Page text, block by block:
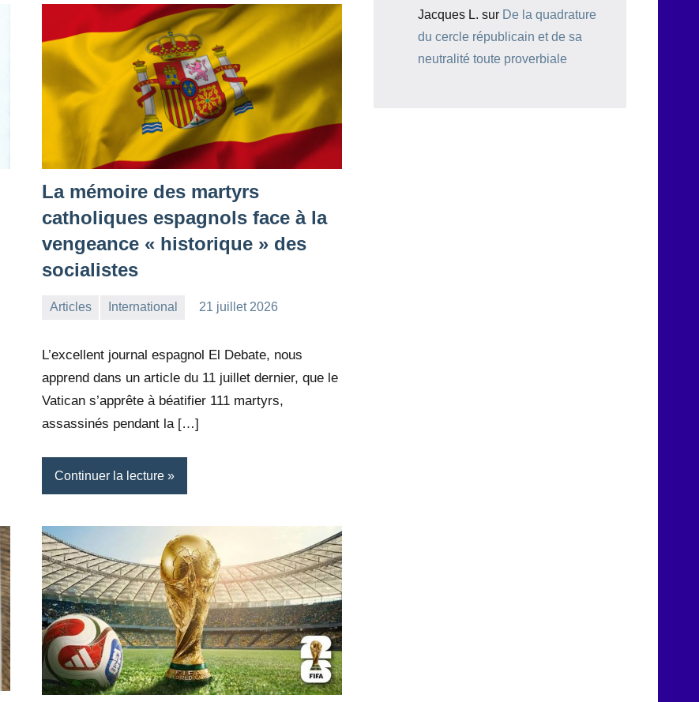
La mémoire des martyrs
catholiques espagnols face à la
vengeance « historique » des
socialistes
Articles International
21 juillet 2026
L’excellent journal espagnol El Debate, nous
apprend dans un article du 11 juillet dernier, que le
Vatican s’apprête à béatifier 111 martyrs,
assassinés pendant la […]
Continuer la lecture
Jacques L. sur De la quadrature
du cercle républicain et de sa
neutralité toute proverbiale